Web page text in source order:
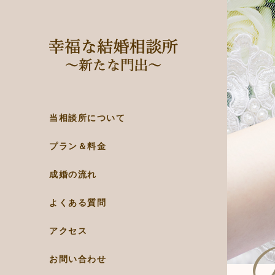
当相談所について
プラン＆料金
成婚の流れ
よくある質問
アクセス
お問い合わせ